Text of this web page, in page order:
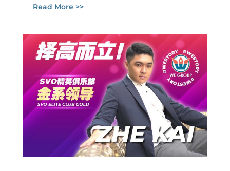
Read More >>